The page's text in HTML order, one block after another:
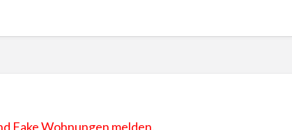
Fake Wohnungen melden.